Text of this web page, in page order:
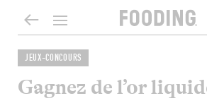
JEUX-CONCOURS
Gagnez de l’or